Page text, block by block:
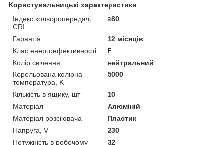
Користувальницькі характеристики
Індекс кольоропередачі,
CRI
≥80
Гарантія
12 місяців
Клас енергоефективності
F
Колір свічення
нейтральний
Корельована колірна
температура, K
5000
Кількість в ящику, шт
10
Матеріал
Алюміній
Матеріал розсіювача
Пластик
Напруга, V
230
Потужність в робочому
32